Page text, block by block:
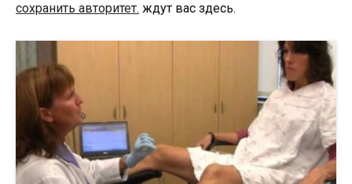
сохранить авторитет. ждут вас здесь.